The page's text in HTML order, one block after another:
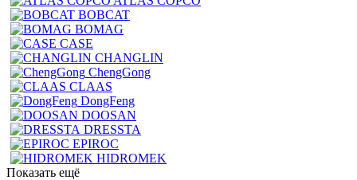
BOBCAT
BOMAG
CASE
CHANGLIN
ChengGong
CLAAS
DongFeng
DOOSAN
DRESSTA
EPIROC
HIDROMEK
Показать ещё